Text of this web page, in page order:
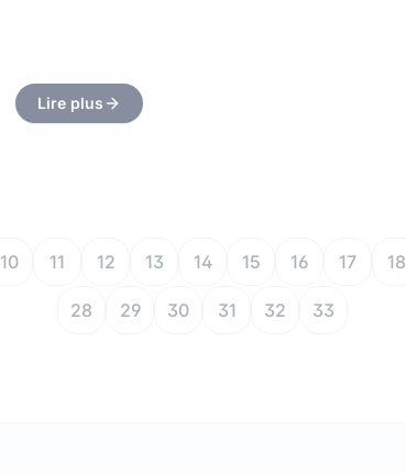
Lire plus
10 11 12 13 14 15 16 17 18
28 29 30 31 32 33